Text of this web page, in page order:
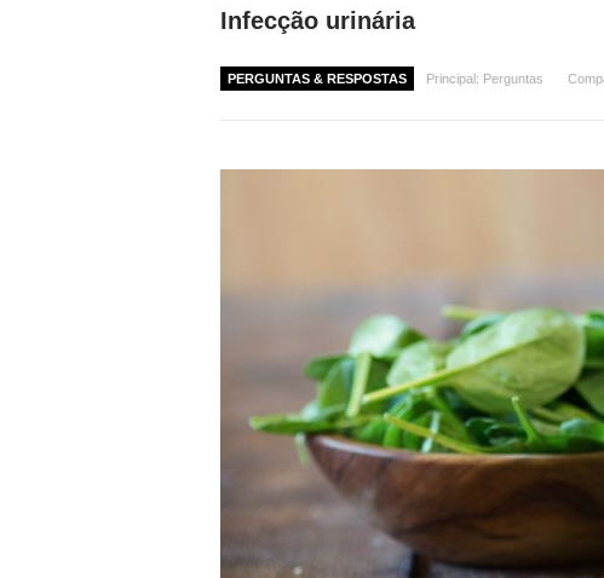
Infecção urinária
PERGUNTAS & RESPOSTAS Principal: Perguntas